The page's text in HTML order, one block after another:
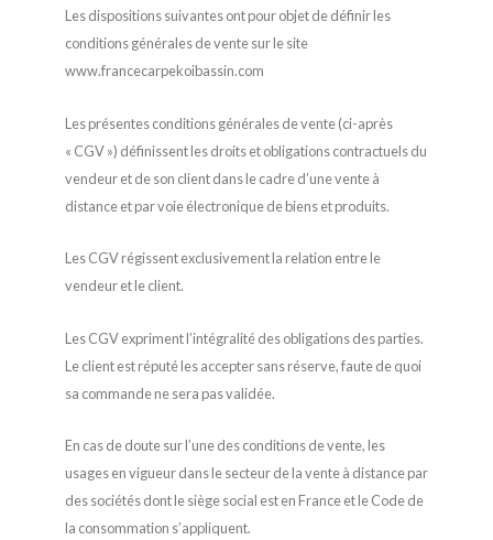
Les dispositions suivantes ont pour objet de définir les
conditions générales de vente sur le site
www.francecarpekoibassin.com
Les présentes conditions générales de vente (ci-après
« CGV ») définissent les droits et obligations contractuels du
vendeur et de son client dans le cadre d’une vente à
distance et par voie électronique de biens et produits.
Les CGV régissent exclusivement la relation entre le
vendeur et le client.
Les CGV expriment l’intégralité des obligations des parties.
Le client est réputé les accepter sans réserve, faute de quoi
sa commande ne sera pas validée.
En cas de doute sur l’une des conditions de vente, les
usages en vigueur dans le secteur de la vente à distance par
des sociétés dont le siège social est en France et le Code de
la consommation s’appliquent.